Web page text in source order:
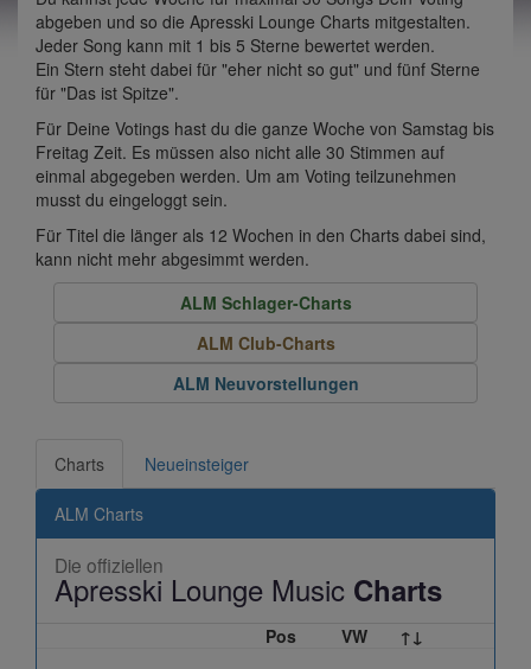
abgeben und so die Apresski Lounge Charts mitgestalten.
Jeder Song kann mit 1 bis 5 Sterne bewertet werden.
Ein Stern steht dabei für "eher nicht so gut" und fünf Sterne
für "Das ist Spitze".
Für Deine Votings hast du die ganze Woche von Samstag bis
Freitag Zeit. Es müssen also nicht alle 30 Stimmen auf
einmal abgegeben werden. Um am Voting teilzunehmen
musst du eingeloggt sein.
Für Titel die länger als 12 Wochen in den Charts dabei sind,
kann nicht mehr abgesimmt werden.
ALM Schlager-Charts
ALM Club-Charts
ALM Neuvorstellungen
Charts Neueinsteiger
ALM Charts
Die offiziellen
Apresski Lounge Music Charts
Pos VW ↑↓